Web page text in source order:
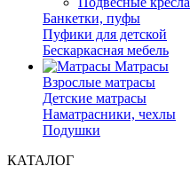
Банкетки, пуфы
Пуфики для детской
Бескаркасная мебель
Матрасы
Взрослые матрасы
Детские матрасы
Наматрасники, чехлы
Подушки
КАТАЛОГ